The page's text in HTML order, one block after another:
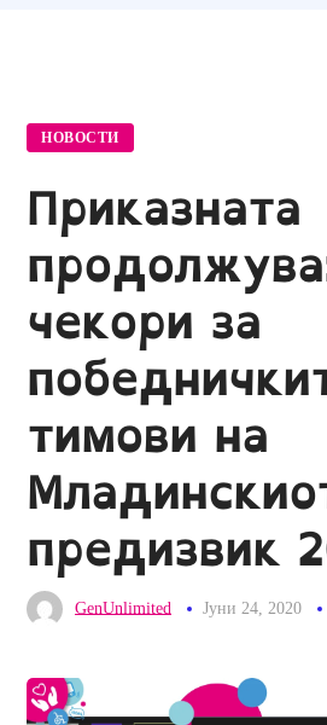
НОВОСТИ
Приказната
чекори за
тимови на
предизвик
GenUnlimited Јуни 24, 2020